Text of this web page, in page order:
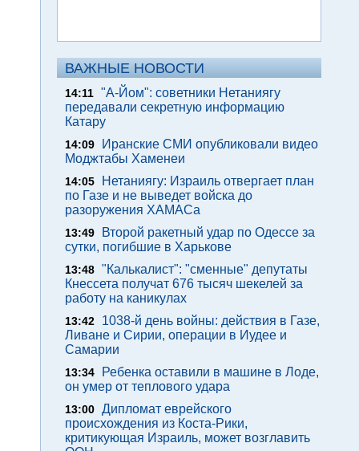
ВАЖНЫЕ НОВОСТИ
14:11 "А-Йом": советники Нетаниягу
передавали секретную информацию
Катару
14:09
Иранские СМИ опубликовали видео
Моджтабы Хаменеи
14:05
Нетаниягу: Израиль отвергает план
по Газе и не выведет войска до
разоружения ХАМАСа
13:49
Второй ракетный удар по Одессе за
сутки, погибшие в Харькове
13:48 "Калькалист": "сменные" депутаты
Кнессета получат 676 тысяч шекелей за
работу на каникулах
13:42
1038-й день войны: действия в Газе,
Ливане и Сирии, операции в Иудее и
Самарии
13:34
Ребенка оставили в машине в Лоде,
он умер от теплового удара
13:00 Дипломат еврейского
происхождения из Коста-Рики,
критикующая Израиль, может возглавить